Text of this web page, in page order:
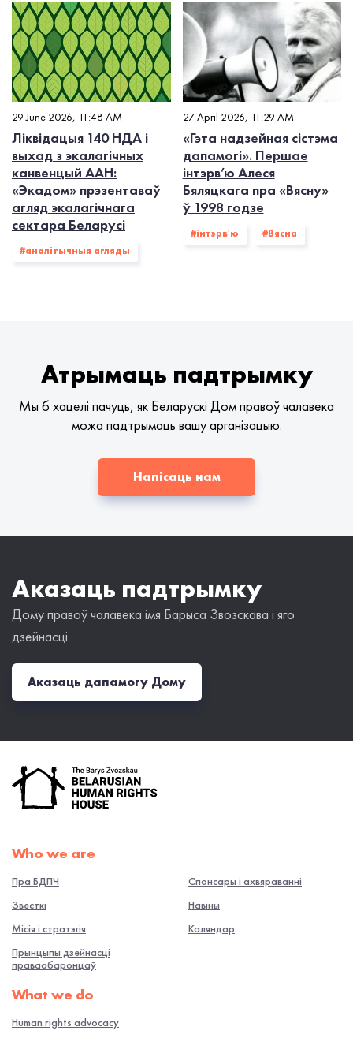
29 June 2026, 11:48 AM
Ліквідацыя 140 НДА і
выхад з экалагiчных
канвенцый ААН:
«Экадом» прэзентаваў
агляд экалагічнага
сектара Беларусі
#аналітычныя агляды
27 April 2026, 11:29 AM
«Гэта надзейная сістэма
дапамогі». Першае
інтэрв’ю Алеся
Бяляцкага пра «Вясну»
ў 1998 годзе
#інтэрв'ю #Вясна
Атрымаць падтрымку
Мы б хацелі пачуць, як Беларускі Дом правоў чалавека
можа падтрымаць вашу арганізацыю.
Напісаць нам
Аказаць падтрымку
Дому правоў чалавека імя Барыса Звозскава і яго
дзейнасці
Аказаць дапамогу Дому
Who we are
Пра БДПЧ
Звесткі
Місія і стратэгія
Прынцыпы дзейнасці
праваабаронцаў
Спонсары і ахвяраванні
Навiны
Каляндар
What we do
Human rights advocacy